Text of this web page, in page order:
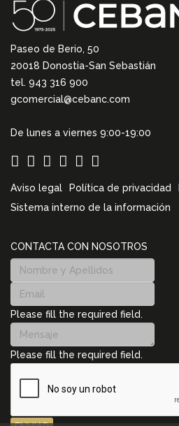
Paseo de Berio, 50
20018 Donostia-San Sebastián
tel. 943 316 900
gcomercial@cebanc.com
De lunes a viernes 9:00-19:00
Aviso legal Política de privacidad
Sistema interno de la información
CONTACTA CON NOSOTROS
Please fill the required field.
Please fill the required field.